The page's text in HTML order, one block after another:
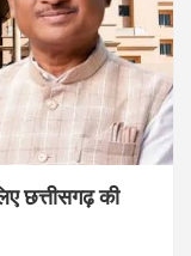
छत्तीसगढ़ की